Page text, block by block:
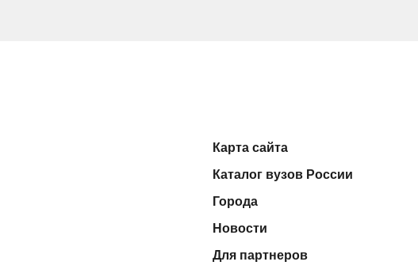
Карта сайта
Каталог вузов России
Города
Новости
Для партнеров